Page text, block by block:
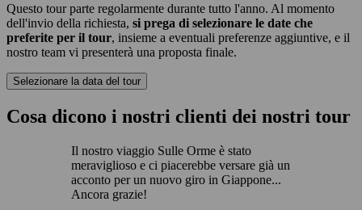
Questo tour parte regolarmente durante tutto l'anno. Al momento
dell'invio della richiesta, si prega di selezionare le date che
preferite per il tour, insieme a eventuali preferenze aggiuntive, e il
nostro team vi presenterà una proposta finale.
Selezionare la data del tour
Cosa dicono i nostri clienti dei nostri tour
Il nostro viaggio Sulle Orme è stato
meraviglioso e ci piacerebbe versare già un
acconto per un nuovo giro in Giappone...
Ancora grazie!